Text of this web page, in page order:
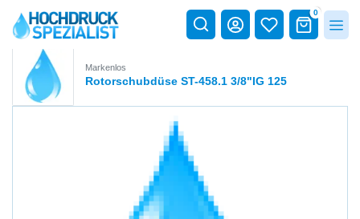
0
Markenlos
Rotorschubdüse ST-458.1 3/8"IG 125